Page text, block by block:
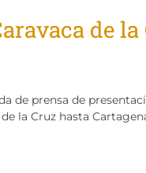
de la
de prensa de
la Cruz hasta